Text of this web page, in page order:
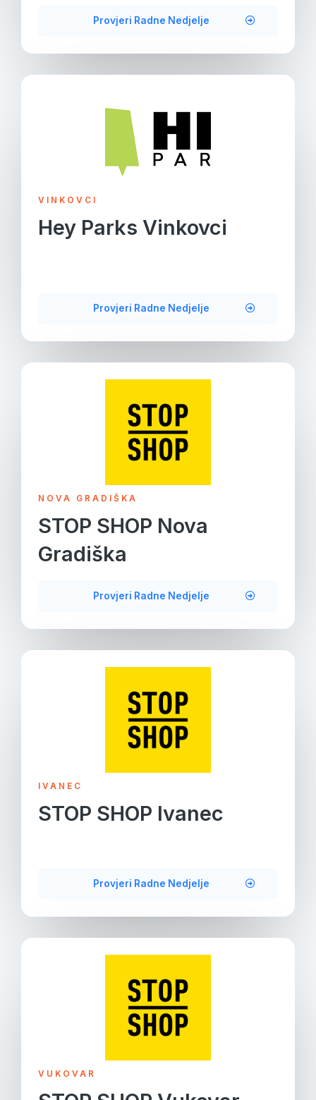
Provjeri Radne Nedjelje
VINKOVCI
Hey Parks Vinkovci
Provjeri Radne Nedjelje
NOVA GRADIŠKA
STOP SHOP Nova
Gradiška
Provjeri Radne Nedjelje
IVANEC
STOP SHOP Ivanec
Provjeri Radne Nedjelje
VUKOVAR